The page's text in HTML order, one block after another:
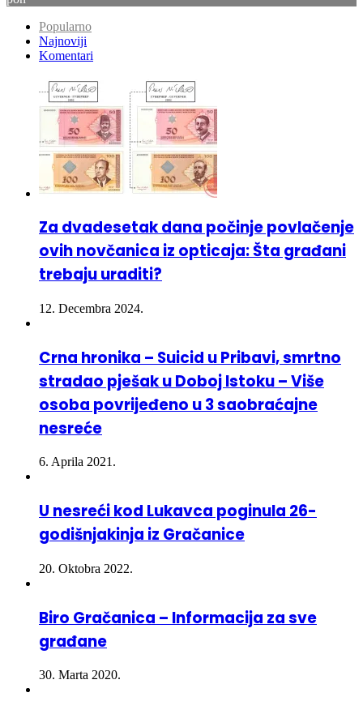
℃
Popularno
Komentari
Za dvadesetak dana počinje povlačenje
ovih novčanica iz opticaja: Šta građani
trebaju uraditi?
Crna hronika – Suicid u Pribavi, smrtno
stradao pješak u Doboj Istoku – Više
osoba povrijeđeno u 3 saobraćajne
nesreće
U nesreći kod Lukavca poginula 26-
godišnjakinja iz Gračanice
Biro Gračanica – Informacija za sve
građane